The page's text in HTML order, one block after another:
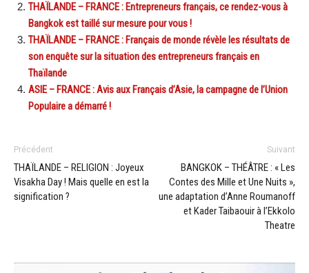
THAÏLANDE – FRANCE : Entrepreneurs français, ce rendez-vous à
Bangkok est taillé sur mesure pour vous !
THAÏLANDE – FRANCE : Français de monde révèle les résultats de
son enquête sur la situation des entrepreneurs français en
Thaïlande
ASIE – FRANCE : Avis aux Français d’Asie, la campagne de l’Union
Populaire a démarré !
Précédent
THAÏLANDE – RELIGION : Joyeux
Visakha Day ! Mais quelle en est la
signification ?
Suivant
BANGKOK – THÉÂTRE : « Les
Contes des Mille et Une Nuits »,
une adaptation d’Anne Roumanoff
et Kader Taibaouir à l’Ekkolo
Theatre